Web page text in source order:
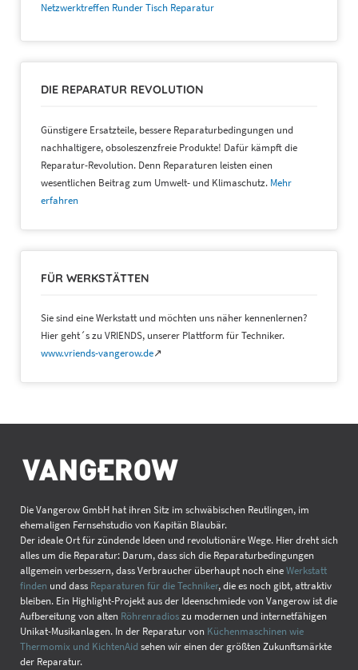
Netzwerktreffen Runder Tisch Reparatur
DIE REPARATUR REVOLUTION
Günstigere Ersatzteile, bessere Reparaturbedingungen und
nachhaltigere, obsoleszenzfreie Produkte! Dafür kämpft die
Reparatur-Revolution. Denn Reparaturen leisten einen
wesentlichen Beitrag zum Umwelt- und Klimaschutz. Mehr
erfahren
FÜR WERKSTÄTTEN
Sie sind eine Werkstatt und möchten uns näher kennenlernen?
Hier geht´s zu VRIENDS, unserer Plattform für Techniker.
www.vriends-vangerow.de↗
Die Vangerow GmbH hat ihren Sitz im schwäbischen Reutlingen, im
ehemaligen Fernsehstudio von Kapitän Blaubär.
Der ideale Ort für zündende Ideen und revolutionäre Wege. Hier dreht sich
alles um die Reparatur: Darum, dass sich die Reparaturbedingungen
allgemein verbessern, dass Verbraucher überhaupt noch eineWerkstatt
finden und dass Reparaturen für die Techniker, die es noch gibt, attraktiv
bleiben. Ein Highlight-Projekt aus der Ideenschmiede von Vangerow ist die
Aufbereitung von alten Röhrenradioszu modernen und internetfähigen
Unikat-Musikanlagen. In der Reparatur von Küchenmaschinen wie
Thermomix und KichtenAid sehen wir einen der größten Zukunftsmärkte
der Reparatur.